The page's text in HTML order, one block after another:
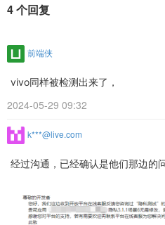
4 个回复
前端侠
vivo同样被检测出来了，
2024-05-29 09:32
k***@live.com
经过沟通，已经确认是他们那边的